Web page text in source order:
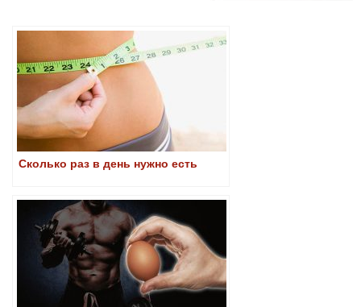
Сколько раз в день нужно есть